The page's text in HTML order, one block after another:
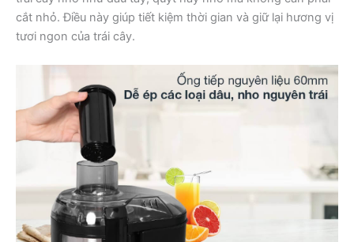
cắt nhỏ. Điều này giúp tiết kiệm thời gian và giữ lại hương vị
tươi ngon của trái cây.